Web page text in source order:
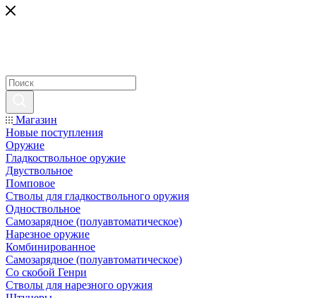
Магазин
Новые поступления
Оружие
Гладкоствольное оружие
Двуствольное
Помповое
Стволы для гладкоствольного оружия
Одноствольное
Самозарядное (полуавтоматическое)
Нарезное оружие
Комбинированное
Самозарядное (полуавтоматическое)
Со скобой Генри
Стволы для нарезного оружия